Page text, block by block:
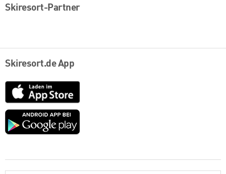
Skiresort-Partner
Skiresort.de App
App
Store
Google